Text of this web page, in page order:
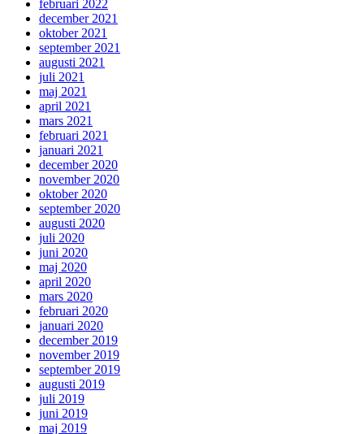
februari 2022
december 2021
oktober 2021
september 2021
augusti 2021
juli 2021
maj 2021
april 2021
mars 2021
februari 2021
januari 2021
december 2020
november 2020
oktober 2020
september 2020
augusti 2020
juli 2020
juni 2020
maj 2020
april 2020
mars 2020
februari 2020
januari 2020
december 2019
november 2019
september 2019
augusti 2019
juli 2019
juni 2019
maj 2019